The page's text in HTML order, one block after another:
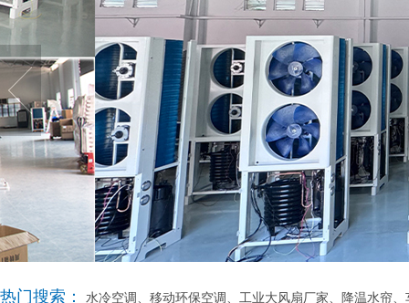
热门搜索： 水冷空调、移动环保空调、工业大风扇厂家、降温水帘